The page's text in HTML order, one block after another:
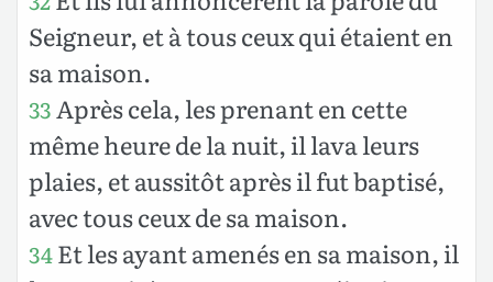
Seigneur, et à tous ceux qui étaient en
sa maison.
33Après cela, les prenant en cette
même heure de la nuit, il lava leurs
plaies, et aussitôt après il fut baptisé,
avec tous ceux de sa maison.
34Et les ayant amenés en sa maison, il